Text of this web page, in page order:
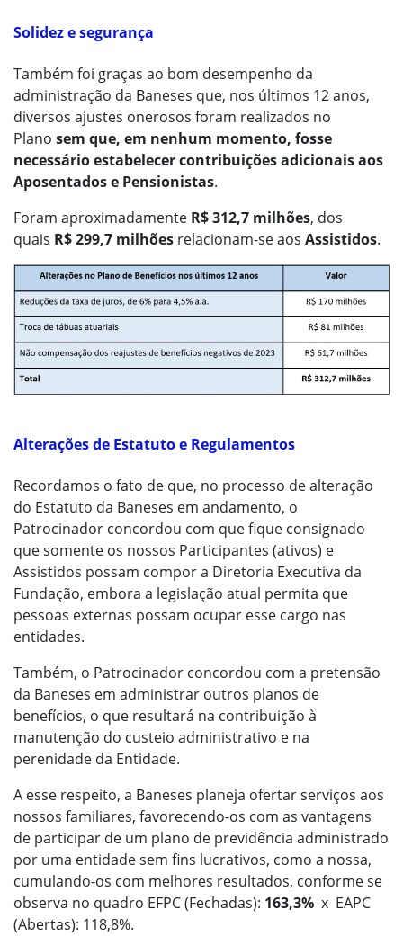
Solidez e segurança
Também foi graças ao bom desempenho da
administração da Baneses que, nos últimos 12 anos,
diversos ajustes onerosos foram realizados no
Plano sem que, em nenhum momento, fosse
necessário estabelecer contribuições adicionais aos
Aposentados e Pensionistas.
Foram aproximadamente R$ 312,7 milhões, dos
quais R$ 299,7 milhões relacionam-se aos Assistidos.
Alterações de Estatuto e Regulamentos
Recordamos o fato de que, no processo de alteração
do Estatuto da Baneses em andamento, o
Patrocinador concordou com que fique consignado
que somente os nossos Participantes (ativos) e
Assistidos possam compor a Diretoria Executiva da
Fundação, embora a legislação atual permita que
pessoas externas possam ocupar esse cargo nas
entidades.
Também, o Patrocinador concordou com a pretensão
da Baneses em administrar outros planos de
benefícios, o que resultará na contribuição à
manutenção do custeio administrativo e na
perenidade da Entidade.
A esse respeito, a Baneses planeja ofertar serviços aos
nossos familiares, favorecendo-os com as vantagens
de participar de um plano de previdência administrado
por uma entidade sem fins lucrativos, como a nossa,
cumulando-os com melhores resultados, conforme se
observa no quadro EFPC (Fechadas): 163,3% x EAPC
(Abertas): 118,8%.